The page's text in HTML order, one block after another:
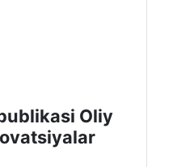
Oliy